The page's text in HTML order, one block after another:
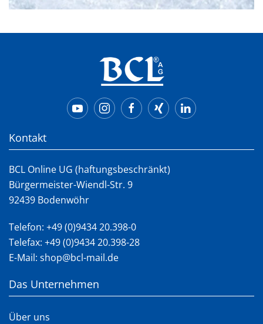
Kontakt
BCL Online UG (haftungsbeschränkt)
Bürgermeister-Wiendl-Str. 9
92439 Bodenwöhr
Telefon: +49 (0)9434 20.398-0
Telefax: +49 (0)9434 20.398-28
E-Mail: shop@bcl-mail.de
Das Unternehmen
Über uns